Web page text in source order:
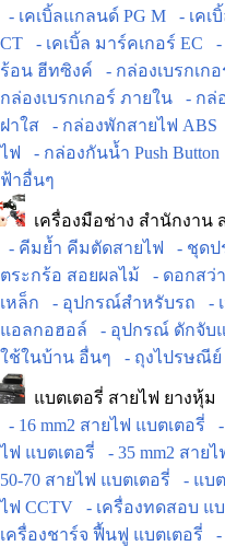
- เคเบิ้ลแกลนด์ PG M
- เคเ
CT
- เคเบิ้ล มาร์คเกอร์ EC
ร้อน ฮีทซิงค์
- กล่องเบรกเก
กล่องเบรกเกอร์ ภายใน
- กล่
ฝาใส
- กล่องพักสายไฟ ABS
ไฟ
- กล่องกันน้ำ Push Button
ฟ้าอื่นๆ
เครื่องมือช่าง สำนักงาน
- คีมย้ำ คีมตัดสายไฟ
- ชุดป
ตระกร้อ สอยผลไม้
- ดอกสว่
เหล็ก
- อุปกรณ์สำหรับรถ
-
แอลกอฮอล์
- อุปกรณ์ ดักจับ
ใช้ในบ้าน อื่นๆ
- ถุงไปรษณีย์
แบตเตอรี่ สายไฟ ยางหุ้ม
- 16 mm2 สายไฟ แบตเตอรี่
ไฟ แบตเตอรี่
- 35 mm2 สาย
50-70 สายไฟ แบตเตอรี่
- แบ
ไฟ CCTV
- เครื่องทดสอบ แ
เครื่องชาร์จ ฟื้นฟู แบตเตอรี่
-